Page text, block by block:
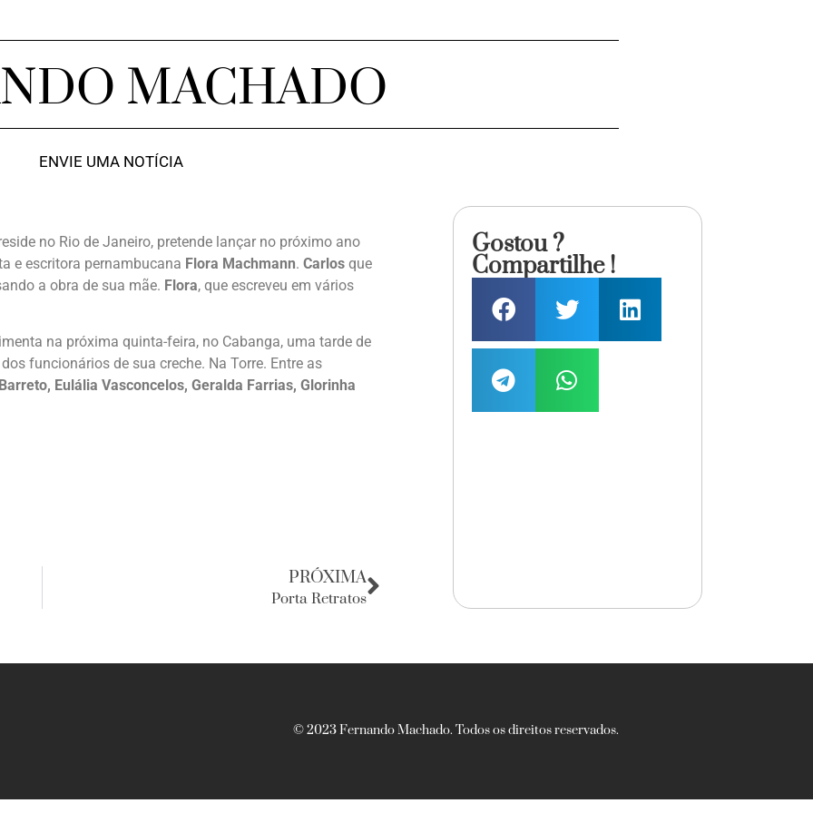
MACHADO
ENVIE UMA NOTÍCIA
no Rio de Janeiro, pretende lançar no próximo ano
e escritora pernambucana Flora Machmann. Carlos que
a obra de sua mãe. Flora, que escreveu em vários
na próxima quinta-feira, no Cabanga, uma tarde de
funcionários de sua creche. Na Torre. Entre as
Eulália Vasconcelos, Geralda Farrias, Glorinha
PRÓXIMA
Porta Retratos
Gostou ?
Compartilhe !
© 2023 Fernando Machado. Todos os direitos reservados.